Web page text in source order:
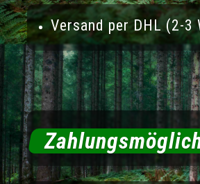
Versand per DHL (2-3